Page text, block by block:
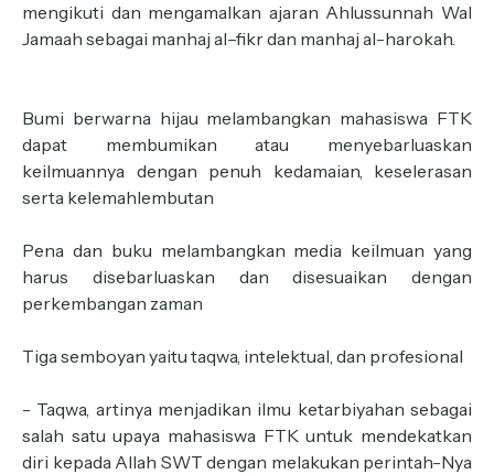
mengikuti dan mengamalkan ajaran Ahlussunnah Wal
Jamaah sebagai manhaj al–fikr dan manhaj al-harokah.
Bumi berwarna hijau melambangkan mahasiswa FTK
dapat membumikan atau menyebarluaskan
keilmuannya dengan penuh kedamaian, keselerasan
serta kelemahlembutan
Pena dan buku melambangkan media keilmuan yang
harus disebarluaskan dan disesuaikan dengan
perkembangan zaman
Tiga semboyan yaitu taqwa, intelektual, dan profesional
- Taqwa, artinya menjadikan ilmu ketarbiyahan sebagai
salah satu upaya mahasiswa FTK untuk mendekatkan
diri kepada Allah SWT dengan melakukan perintah-Nya